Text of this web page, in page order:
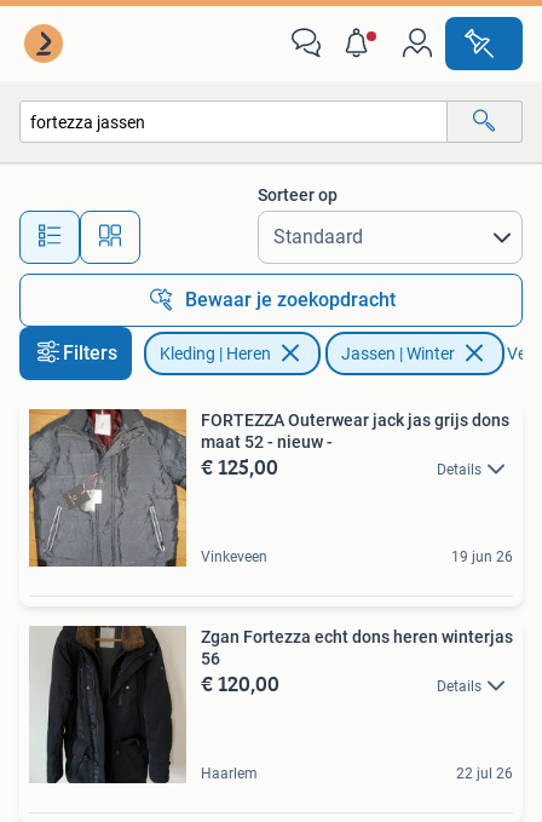
Alle afstanden…
Sorteer op
Bewaar je zoekopdracht
Filters Kleding | Heren Jassen | Winter
FORTEZZA Outerwear jack jas grijs dons
maat 52 - nieuw -
€ 125,00 Details
Vinkeveen 19 jun 26
Zgan Fortezza echt dons heren winterjas
56
€ 120,00 Details
Haarlem 22 jul 26